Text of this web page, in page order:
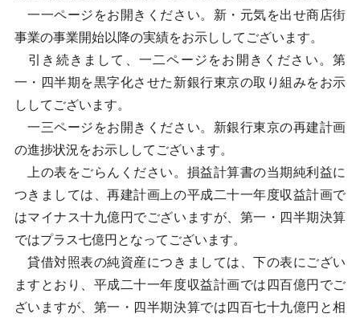
一一ページをお開きください。新・元気を出せ商店街
事業の事業開始以降の実績をお示ししてございます。
引き続きまして、一二ページをお開きください。第
一・四半期を黒字化させた新銀行東京の取り組みをお示
ししてございます。
一三ページをお開きください。新銀行東京の再建計画
の進捗状況をお示ししてございます。
上の表をごらんください。損益計算書の当期純利益に
つきましては、再建計画上の平成二十一年度収益計画で
はマイナス十九億円でございますが、第一・四半期決算
ではプラス七億円となってございます。
貸借対照表の純資産につきましては、下の表にござい
ますとおり、平成二十一年度収益計画では四百億円でご
ざいますが、第一・四半期決算では四百七十九億円と相